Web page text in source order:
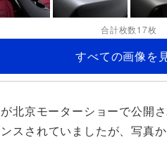
合計枚数17枚
すべての画像を
北京モーターショーで公開
スされていましたが、写真